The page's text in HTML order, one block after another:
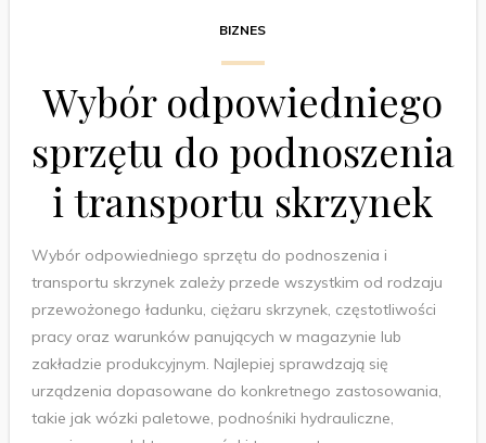
BIZNES
Wybór odpowiedniego
sprzętu do podnoszenia
i transportu skrzynek
Wybór odpowiedniego sprzętu do podnoszenia i
transportu skrzynek zależy przede wszystkim od rodzaju
przewożonego ładunku, ciężaru skrzynek, częstotliwości
pracy oraz warunków panujących w magazynie lub
zakładzie produkcyjnym. Najlepiej sprawdzają się
urządzenia dopasowane do konkretnego zastosowania,
takie jak wózki paletowe, podnośniki hydrauliczne,